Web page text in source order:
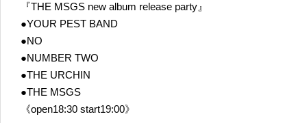
『THE MSGS new album release party』
●YOUR PEST BAND
●NO
●NUMBER TWO
●THE URCHIN
●THE MSGS
《open18:30 start19:00》